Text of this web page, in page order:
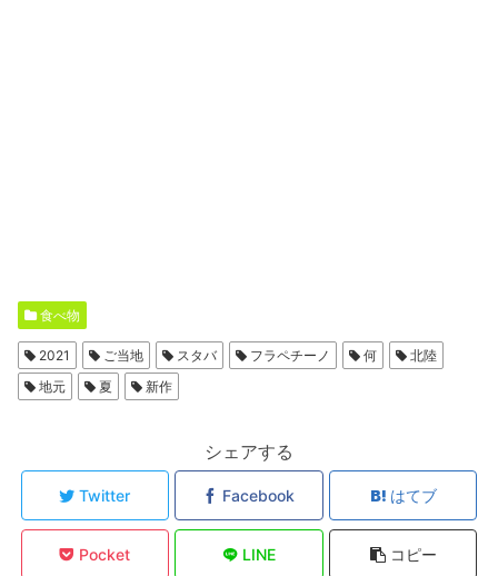
食べ物
2021 ご当地 スタバ フラペチーノ 何
北陸
地元
夏 新作
シェアする
Twitter Facebook はてブ
Pocket LINE コピー